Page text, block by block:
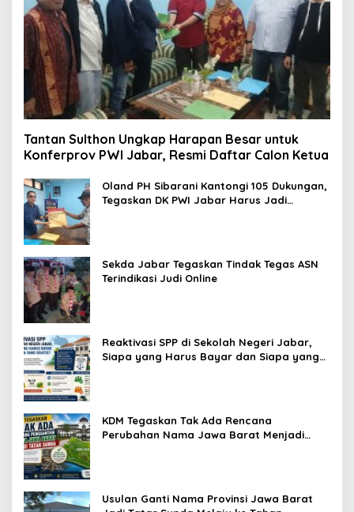
Tantan Sulthon Ungkap Harapan Besar untuk
Konferprov PWI Jabar, Resmi Daftar Calon Ketua
Oland PH Sibarani Kantongi 105 Dukungan,
Tegaskan DK PWI Jabar Harus Jadi
Sekda Jabar Tegaskan Tindak Tegas ASN
Terindikasi Judi Online
Reaktivasi SPP di Sekolah Negeri Jabar,
Siapa yang Harus Bayar dan Siapa yang
KDM Tegaskan Tak Ada Rencana
Perubahan Nama Jawa Barat Menjadi
Usulan Ganti Nama Provinsi Jawa Barat